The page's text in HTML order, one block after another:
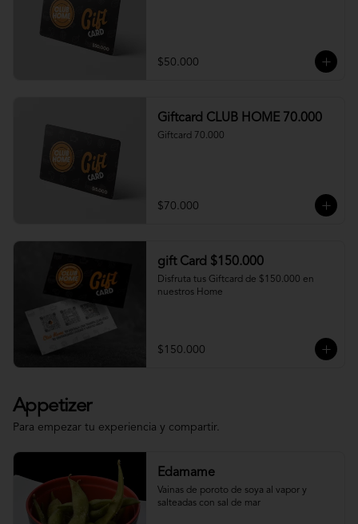
$50.000
Giftcard CLUB HOME 70.000
Giftcard 70.000
$70.000
gift Card $150.000
Disfruta tus Giftcard de $150.000 en
nuestros Home
$150.000
Appetizer
Para empezar tu experiencia y compartir.
Edamame
Vainas de poroto de soya al vapor y
salteadas con sal de mar